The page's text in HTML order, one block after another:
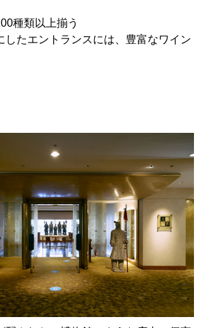
種類以上揃う
したエントランスには、豊富なワイン